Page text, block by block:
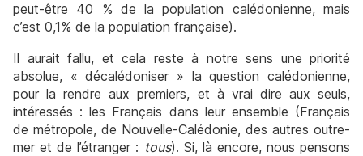
peut-être 40 % de la population calédonienne, mais
c’est 0,1% de la population française).
Il aurait fallu, et cela reste à notre sens une priorité
absolue, « décalédoniser » la question calédonienne,
pour la rendre aux premiers, et à vrai dire aux seuls,
intéressés : les Français dans leur ensemble (Français
de métropole, de Nouvelle-Calédonie, des autres outre-
mer et de l’étranger : tous). Si, là encore, nous pensons